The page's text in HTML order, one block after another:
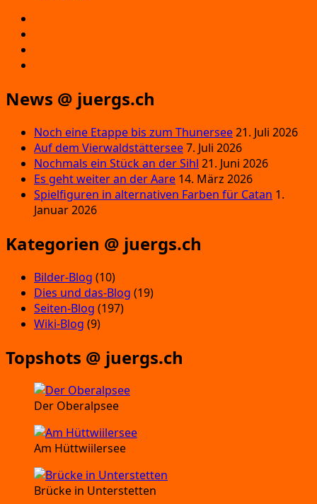
News @ juergs.ch
Noch eine Etappe bis zum Thunersee21. Juli 2026
Auf dem Vierwaldstättersee7. Juli 2026
Nochmals ein Stück an der Sihl 21. Juni 2026
Es geht weiter an der Aare 14. März 2026
Spielfiguren in alternativen Farben für Catan 1.
Januar 2026
Kategorien @ juergs.ch
Bilder-Blog (10)
Dies und das-Blog (19)
Seiten-Blog (197)
Wiki-Blog (9)
Topshots @ juergs.ch
Der Oberalpsee
Am Hüttwiilersee
Brücke in Unterstetten